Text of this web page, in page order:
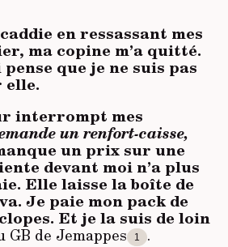
en ressassant mes
ma copine m’a quitté.
que je ne suis pas
elle.
interrompt mes
un renfort-caisse,
un prix sur une
devant moi n’a plus
Elle laisse la boîte de
Je paie mon pack de
Et je la suis de loin
GB de Jemappes 1 .